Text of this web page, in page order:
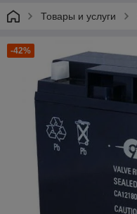
Товары и услуги
-42%